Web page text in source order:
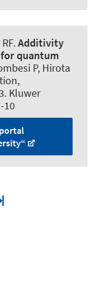
.Additivity
quantum
P, Hirota
Kluwer
10